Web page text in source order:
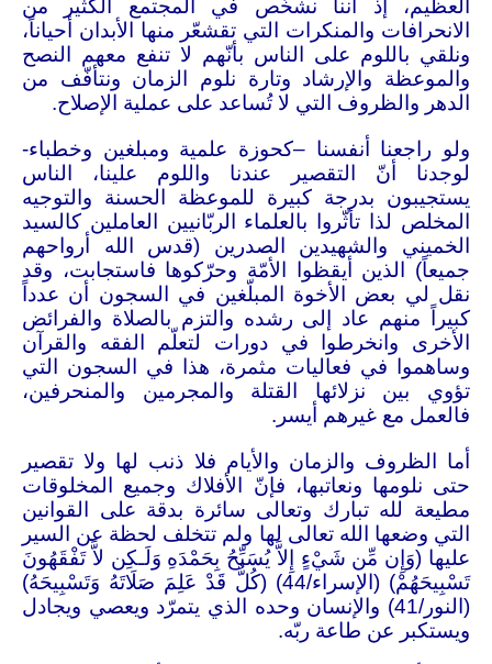
العظيم، إذ أننا نشخّص في المجتمع الكثير من
الانحرافات والمنكرات التي تقشعّر منها الأبدان أحياناً،
ونلقي باللوم على الناس بأنّهم لا تنفع معهم النصح
والموعظة والإرشاد وتارة نلوم الزمان ونتأفّف من
الدهر والظروف التي لا تُساعد على عملية الإصلاح.
ولو راجعنا أنفسنا –كحوزة علمية ومبلغين وخطباء-
لوجدنا أنّ التقصير عندنا واللوم علينا، الناس
يستجيبون بدرجة كبيرة للموعظة الحسنة والتوجيه
المخلص لذا تأثّروا بالعلماء الربّانيين العاملين كالسيد
الخميني والشهيدين الصدرين (قدس الله أرواحهم
جميعاً) الذين أيقظوا الأمّة وحرّكوها فاستجابت، وقد
نقل لي بعض الأخوة المبلّغين في السجون أن عدداً
كبيراً منهم عاد إلى رشده والتزم بالصلاة والفرائض
الأخرى وانخرطوا في دورات لتعلّم الفقه والقرآن
وساهموا في فعاليات مثمرة، هذا في السجون التي
تؤوي بين نزلائها القتلة والمجرمين والمنحرفين،
فالعمل مع غيرهم أيسر .
أما الظروف والزمان والأيام فلا ذنب لها ولا تقصير
حتى نلومها ونعاتبها، فإنّ الأفلاك وجميع المخلوقات
مطيعة لله تبارك وتعالى سائرة بدقة على القوانين
التي وضعها الله تعالى لها ولم تتخلف لحظة عن السير
عليها (وَإِن مِّن شَيْءٍ إِلاَّ يُسَبِّحُ بِحَمْدَهِ وَلَـكِن لاَّ تَفْقَهُونَ
تَسْبِيحَهُمْ) (الإسراء/44) (كُلٌّ قَدْ عَلِمَ صَلَاتَهُ وَتَسْبِيحَهُ)
(النور/41) والإنسان وحده الذي يتمرّد ويعصي ويجادل
ويستكبر عن طاعة ربّه.